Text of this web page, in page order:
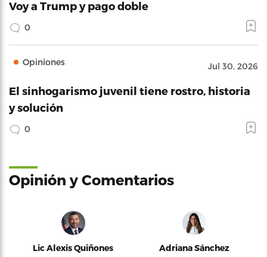
Voy a Trump y pago doble
0
Opiniones Jul 30, 2026
El sinhogarismo juvenil tiene rostro, historia
y solución
0
Opinión y Comentarios
Lic Alexis Quiñones Adriana Sánchez